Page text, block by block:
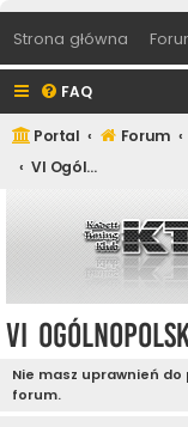
Strona główna
FAQ
Portal Forum
VI Ogólnopolski Zlot KTK - Skorzęcin 2008
VI
Nie masz uprawnień
forum.